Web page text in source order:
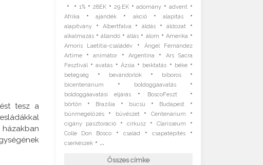
tesz a
• •1% • 28EK • 29.EK•adomány •advent •
Afrika •ajándék • akció• alapítás•
alapítvány• Albertfalva •áldás •áldozat •
alkalmazás•állandó •állás • álom • Amerika •
Amoris Laetitia-családév•
Ángel Fernández
Artime•animátor •Argentína •
Ars Sacra
Fesztivál•avatás • Ázsia • beiktatás • béke•
betegség • bevándorlók• bíboros •
bicentenárium • boldoggáavatás•
boldoggáavatási eljárás • BoscoFeszt •
börtön • Brazília • búcsú • Budapest •
bűnmegelőzés• bűvészet• Centenárium •
cigány pasztoráció• cirkusz•Clarisseum •
Colle Don Bosco• család •csapatépítés •
cserkészek• ...
Összes címke